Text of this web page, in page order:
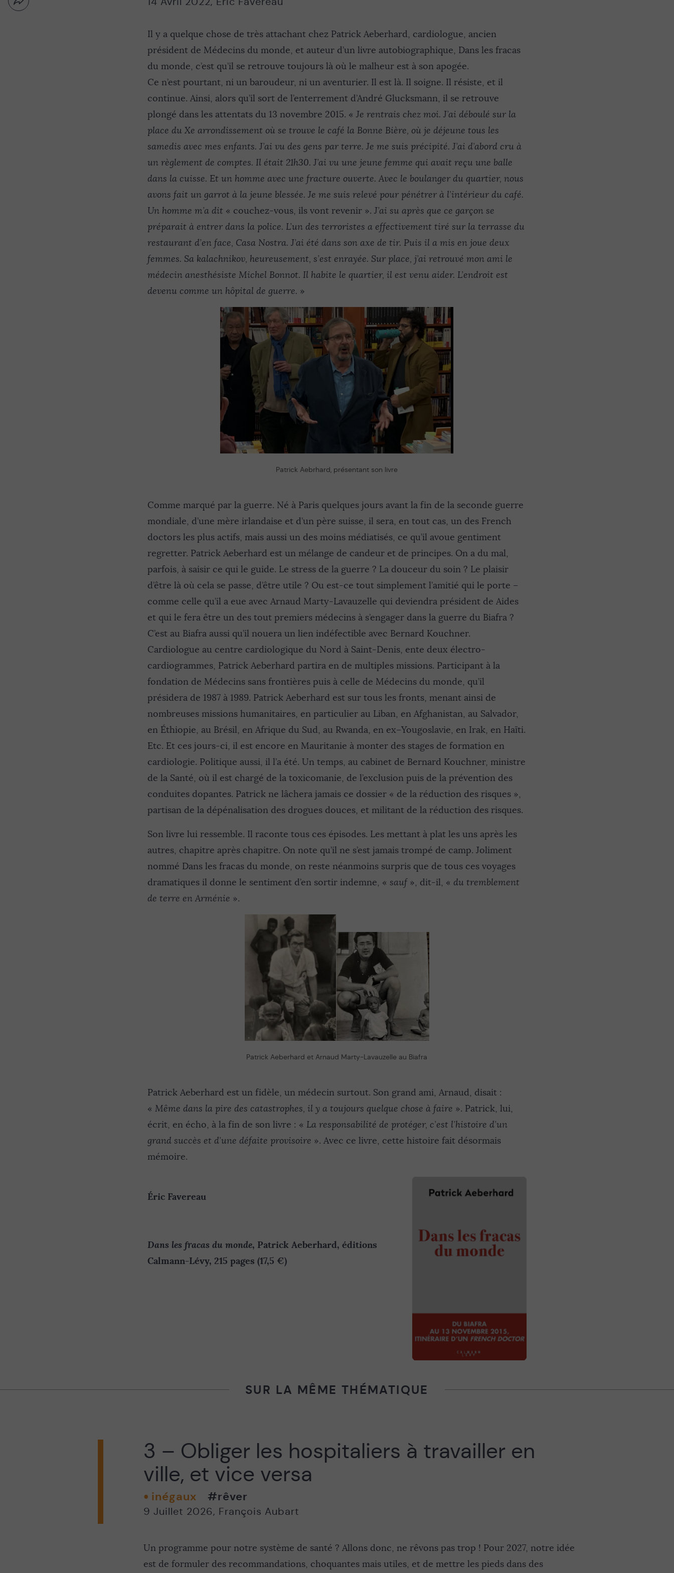
Nouvelle
Partager
Il y a quelque chose de très attachant chez Patrick Aeberhard, cardiologue, ancien
président de Médecins du monde, et auteur d’un livre autobiographique, Dans les fracas
du monde, c’est qu’il se retrouve toujours là où le malheur est à son apogée.
Ce n’est pourtant, ni un baroudeur, ni un aventurier. Il est là. Il soigne. Il résiste, et il
continue. Ainsi, alors qu’il sort de l’enterrement d’André Glucksmann, il se retrouve
plongé dans les attentats du 13 novembre 2015. « Je rentrais chez moi. J’ai déboulé sur la
place du Xe arrondissement où se trouve le café la Bonne Bière, où je déjeune tous les
samedis avec mes enfants. J’ai vu des gens par terre. Je me suis précipité. J’ai d’abord cru à
un règlement de comptes. Il était 21h30. J’ai vu une jeune femme qui avait reçu une balle
dans la cuisse. Et un homme avec une fracture ouverte. Avec le boulanger du quartier, nous
avons fait un garrot à la jeune blessée. Je me suis relevé pour pénétrer à l’intérieur du café.
Un homme m’a dit« couchez-vous, ils vont revenir ». J’ai su après que ce garçon se
préparait à entrer dans la police. L’un des terroristes a effectivement tiré sur la terrasse du
restaurant d’en face, Casa Nostra. J’ai été dans son axe de tir. Puis il a mis en joue deux
femmes. Sa kalachnikov, heureusement, s’est enrayée. Sur place, j’ai retrouvé mon ami le
médecin anesthésiste Michel Bonnot. Il habite le quartier, il est venu aider. L’endroit est
devenu comme un hôpital de guerre. »
Patrick Aebrhard, présentant son livre
Comme marqué par la guerre. Né à Paris quelques jours avant la fin de la seconde guerre
mondiale, d’une mère irlandaise et d’un père suisse, il sera, en tout cas, un des French
doctors les plus actifs, mais aussi un des moins médiatisés, ce qu’il avoue gentiment
regretter. Patrick Aeberhard est un mélange de candeur et de principes. On a du mal,
parfois, à saisir ce qui le guide. Le stress de la guerre ? La douceur du soin ? Le plaisir
d’être là où cela se passe, d’être utile ? Ou est-ce tout simplement l’amitié qui le porte –
comme celle qu’il a eue avec Arnaud Marty-Lavauzelle qui deviendra président de Aides
et qui le fera être un des tout premiers médecins à s’engager dans la guerre du Biafra ?
C’est au Biafra aussi qu’il nouera un lien indéfectible avec Bernard Kouchner.
Cardiologue au centre cardiologique du Nord à Saint-Denis, ente deux électro-
cardiogrammes, Patrick Aeberhard partira en de multiples missions. Participant à la
fondation de Médecins sans frontières puis à celle de Médecins du monde, qu’il
présidera de 1987 à 1989. Patrick Aeberhard est sur tous les fronts, menant ainsi de
nombreuses missions humanitaires, en particulier au Liban, en Afghanistan, au Salvador,
en Éthiopie, au Brésil, en Afrique du Sud, au Rwanda, en ex–Yougoslavie, en Irak, en Haïti.
Etc. Et ces jours-ci, il est encore en Mauritanie à monter des stages de formation en
cardiologie. Politique aussi, il l’a été. Un temps, au cabinet de Bernard Kouchner, ministre
de la Santé, où il est chargé de la toxicomanie, de l’exclusion puis de la prévention des
conduites dopantes. Patrick ne lâchera jamais ce dossier « de la réduction des risques »,
partisan de la dépénalisation des drogues douces, et militant de la réduction des risques.
Son livre lui ressemble. Il raconte tous ces épisodes. Les mettant à plat les uns après les
autres, chapitre après chapitre. On note qu’il ne s’est jamais trompé de camp. Joliment
nommé Dans les fracas du monde, on reste néanmoins surpris que de tous ces voyages
dramatiques il donne le sentiment d’en sortir indemne, « sauf », dit-il, « du tremblement
de terre en Arménie ».
Patrick Aeberhard et Arnaud Marty-Lavauzelle au Biafra
Patrick Aeberhard est un fidèle, un médecin surtout. Son grand ami, Arnaud, disait :
« Même dans la pire des catastrophes, il y a toujours quelque chose à faire ». Patrick, lui,
écrit, en écho, à la fin de son livre : « La responsabilité de protéger, c’est l’histoire d’un
grand succès et d’une défaite provisoire ». Avec ce livre, cette histoire fait désormais
mémoire.
Éric Favereau
Dans les fracas du monde, Patrick Aeberhard, éditions
Calmann-Lévy, 215 pages (17,5 €)
SUR LA MÊME THÉMATIQUE
3 – Obliger les hospitaliers à travailler en
ville, et vice versa
inégaux #rêver
9 Juillet 2026, François Aubart
Un programme pour notre système de santé ? Allons donc, ne rêvons pas trop ! Pour 2027, notre idée
est de formuler des recommandations, choquantes mais utiles, et de mettre les pieds dans des